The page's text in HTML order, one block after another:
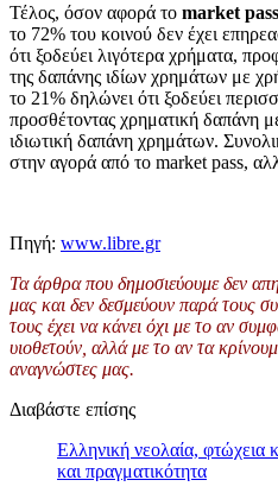
Τέλος, όσον αφορά το market pass
το 72% του κοινού δεν έχει
ότι ξοδεύει λιγότερα χρήματα,
της δαπάνης ιδίων χρημάτων με
το 21% δηλώνει ότι ξοδεύει
προσθέτοντας χρηματική δαπάνη
ιδιωτική δαπάνη χρημάτων.
στην αγορά από το market pass,
Πηγή: www.libre.gr
Τα άρθρα που δημοσιεύουμε δεν
μας και δεν δεσμεύουν παρά τους
τους έχει να κάνει όχι με το αν
υιοθετούν, αλλά με το αν τα
αναγνώστες μας.
Διαβάστε επίσης
Ελληνική νεολαία, φτώχεια
και πραγματικότητα